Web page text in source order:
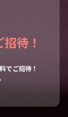
待！
でご招待！